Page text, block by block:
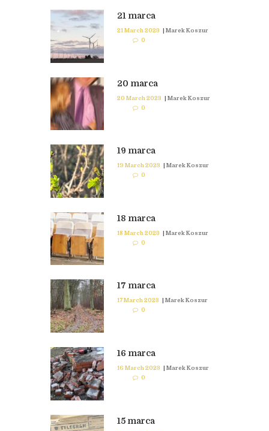
21 marca
21 March 2023 | Marek Koszur
0
20 marca
20 March 2023 | Marek Koszur
0
19 marca
19 March 2023 | Marek Koszur
0
18 marca
18 March 2023 | Marek Koszur
0
17 marca
17 March 2023 | Marek Koszur
0
16 marca
16 March 2023 | Marek Koszur
0
15 marca